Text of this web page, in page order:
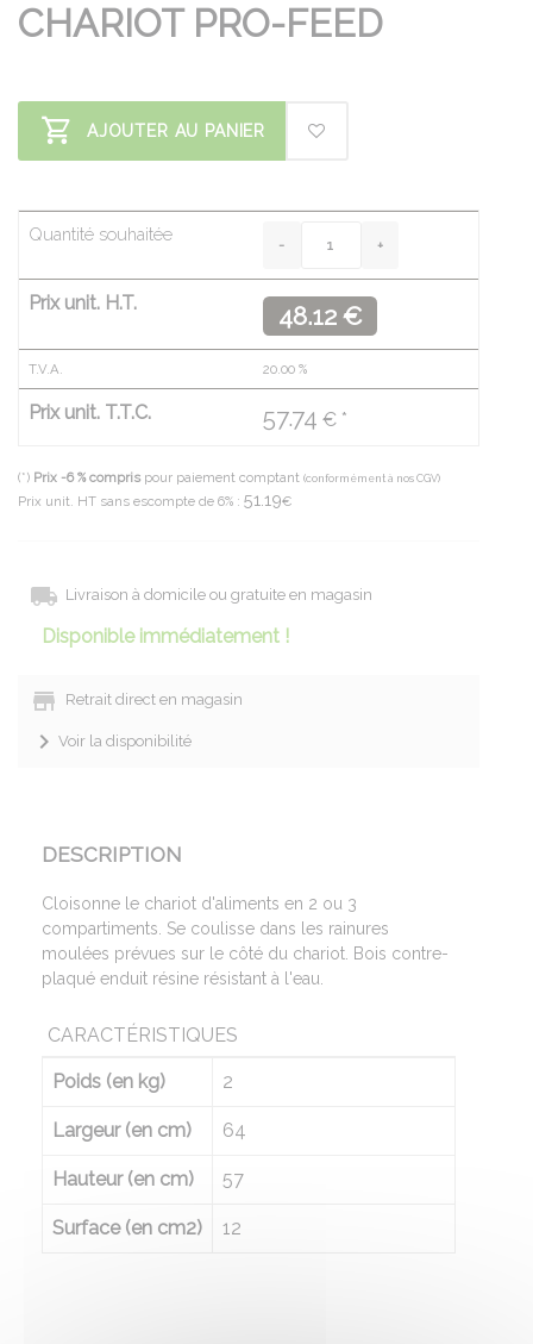
CHARIOT PRO-FEED
AJOUTER AU PANIER
Quantité souhaitée
Prix unit. H.T. 48.12 €
T.V.A. 20.00 %
Prix unit. T.T.C. 57.74 € *
(*) Prix -6 % compris pour paiement comptant (conformément à nos CGV)
Prix unit. HT sans escompte de 6% : 51.19€
Livraison à domicile ou gratuite en magasin
Disponible immédiatement !
Retrait direct en magasin
Voir la disponibilité
DESCRIPTION
Cloisonne le chariot d'aliments en 2 ou 3
compartiments. Se coulisse dans les rainures
moulées prévues sur le côté du chariot. Bois contre-
plaqué enduit résine résistant à l'eau.
CARACTÉRISTIQUES
Poids (en kg) 2
Largeur (en cm) 64
Hauteur (en cm) 57
Surface (en cm2) 12